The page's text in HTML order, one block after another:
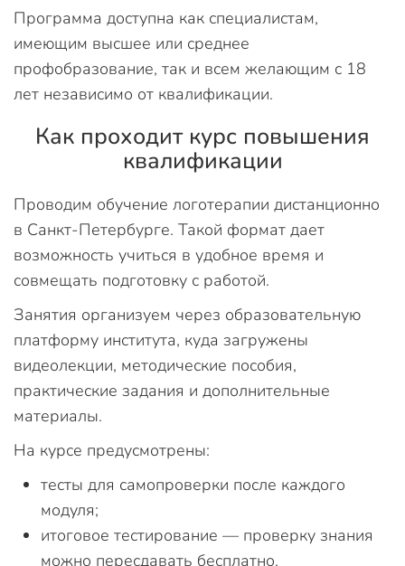
Программа доступна как специалистам,
имеющим высшее или среднее
профобразование, так и всем желающим с 18
лет независимо от квалификации.
Как проходит курс повышения
квалификации
Проводим обучение логотерапии дистанционно
в Санкт-Петербурге. Такой формат дает
возможность учиться в удобное время и
совмещать подготовку с работой.
Занятия организуем через образовательную
платформу института, куда загружены
видеолекции, методические пособия,
практические задания и дополнительные
материалы.
На курсе предусмотрены:
тесты для самопроверки после каждого
модуля;
итоговое тестирование — проверку знания
можно пересдавать бесплатно.